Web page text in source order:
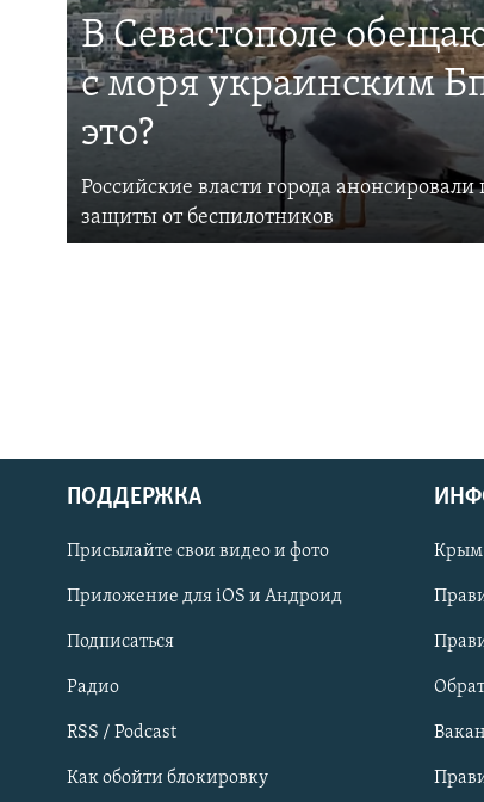
Українською
Qırımtatar
ПРИСОЕДИНЯЙТЕСЬ!
В Севастополе
с моря украинским
это?
Российские власти города
защиты от беспилотников
ПОДДЕРЖКА
Присылайте свои видео и фото
Приложение для iOS и Андроид
Подписаться
Радио
RSS / Podcast
Как обойти блокировку